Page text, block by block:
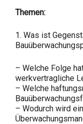
Themen:
1. Was ist
– Welche Folge
werkvertragliche
– Welche
– Wodurch wird